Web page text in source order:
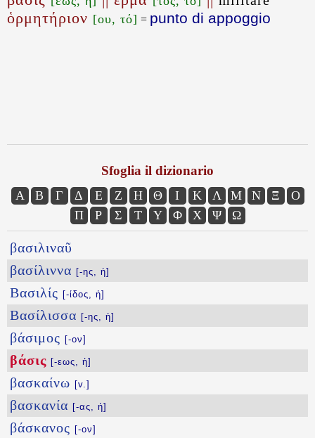
ὁρμητήριον [ου, τό] = punto di appoggio
Sfoglia il dizionario
Α Β Γ Δ Ε Ζ Η Θ Ι Κ Λ Μ Ν Ξ
Ο
Π
Ρ Σ Τ Υ Φ Χ Ψ Ω
βασιλιναῦ
βασίλιννα [-ης, ἡ]
Βασιλίς [-ίδος, ἡ]
Βασίλισσα [-ης, ἡ]
βάσιμος [-ον]
βάσις [-εως, ἡ]
βασκαίνω [v.]
βασκανία [-ας, ἡ]
βάσκανος [-ον]